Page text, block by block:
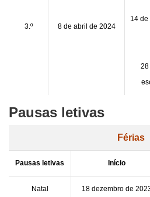
3.º 8 de abril de 2024
14 de
28
Pausas letivas
Férias
Pausas letivas Início
Natal 18 dezembro de